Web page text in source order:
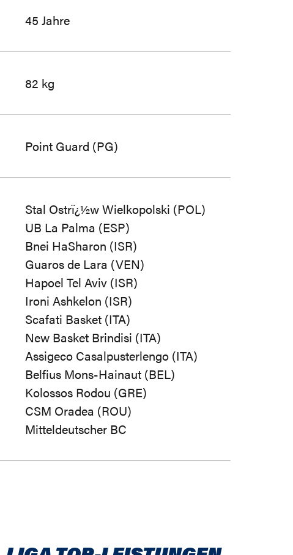
45 Jahre
82 kg
Point Guard (PG)
Stal Ostrï¿½w Wielkopolski (POL)
UB La Palma (ESP)
Bnei HaSharon (ISR)
Guaros de Lara (VEN)
Hapoel Tel Aviv (ISR)
Ironi Ashkelon (ISR)
Scafati Basket (ITA)
New Basket Brindisi (ITA)
Assigeco Casalpusterlengo (ITA)
Belfius Mons-Hainaut (BEL)
Kolossos Rodou (GRE)
CSM Oradea (ROU)
Mitteldeutscher BC